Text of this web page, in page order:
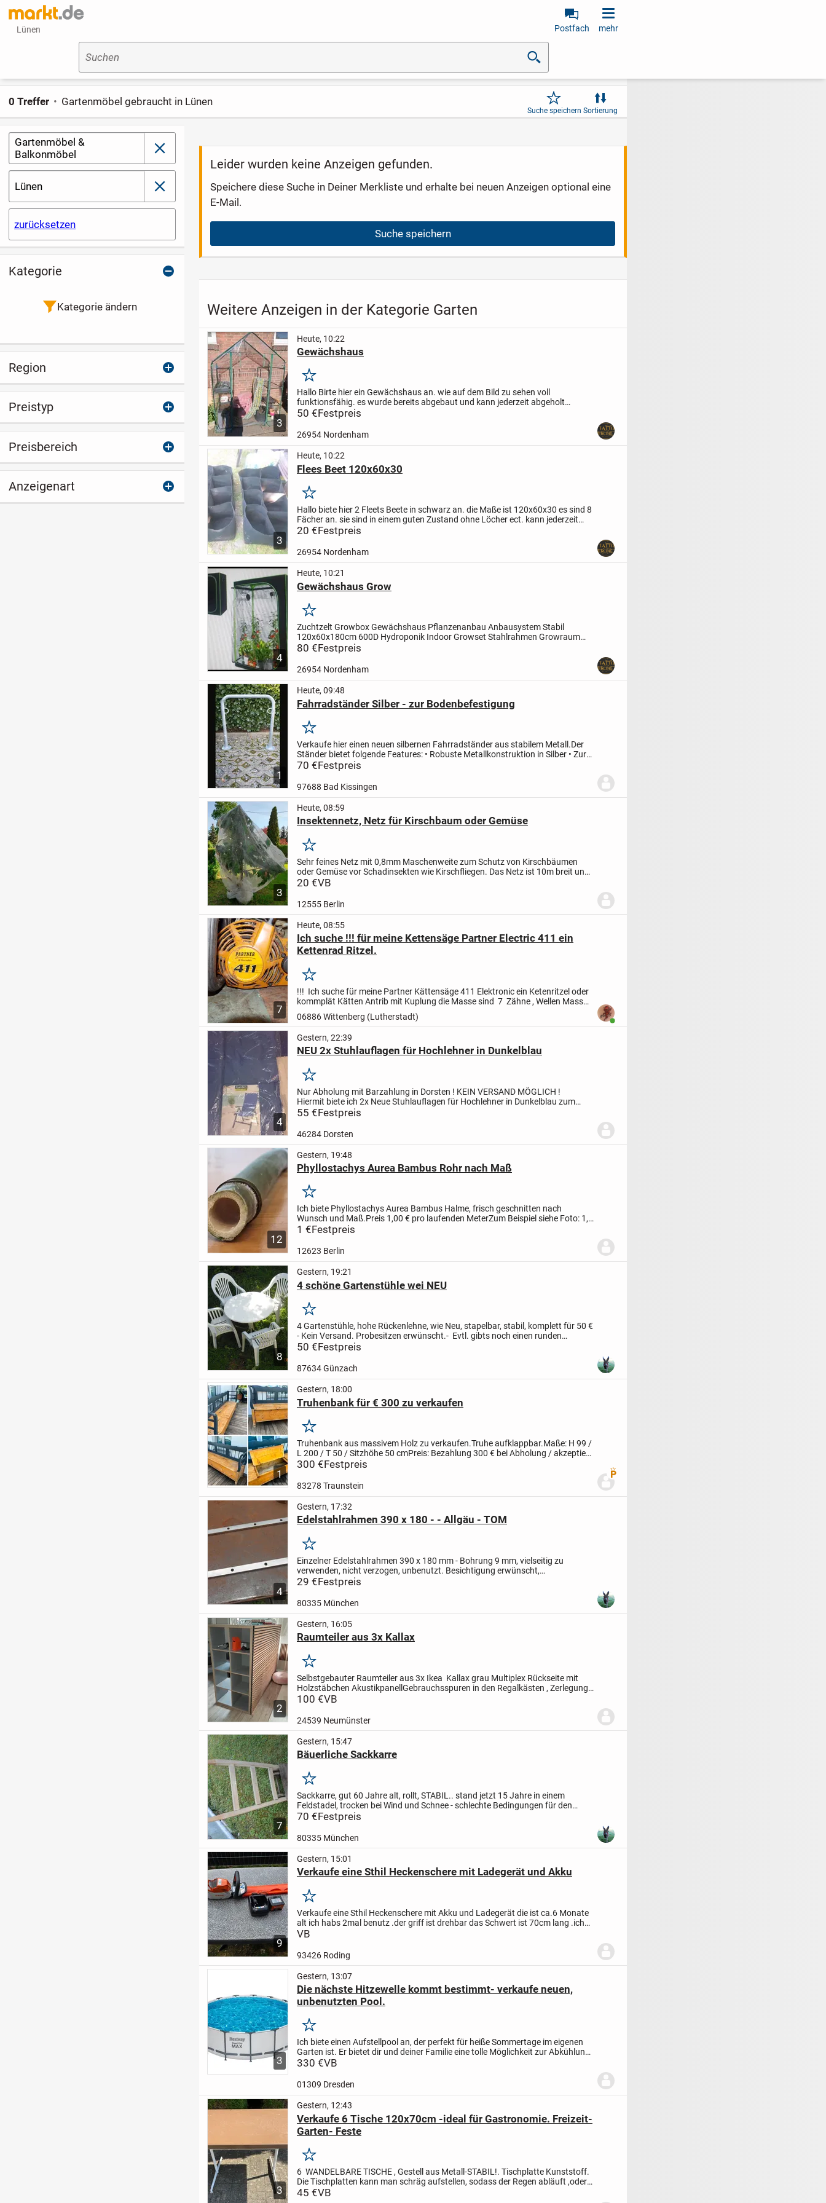
Lünen Postfach mehr
Suchen
Gartenmöbel &
Balkonmöbel
schließen
Lünen schließen
zurücksetzen
0 Treffer Gartenmöbel gebraucht in Lünen
Suche speichern Sortierung
Leider wurden keine Anzeigen gefunden.
Speichere diese Suche in Deiner Merkliste und erhalte bei neuen Anzeigen optional eine
E-Mail.
Suche speichern
Weitere Anzeigen in der Kategorie Garten
3
Heute, 10:22
Gewächshaus
Merken
Hallo Birte hier ein Gewächshaus an. wie auf dem Bild zu sehen voll
funktionsfähig. es wurde bereits abgebaut und kann jederzeit abgeholt
werden.Schaut euch ruhig unsere anderen anzeigen durch...
50 €Festpreis
26954 Nordenham
3
Heute, 10:22
Flees Beet 120x60x30
Merken
Hallo biete hier 2 Fleets Beete in schwarz an. die Maße ist 120x60x30 es sind 8
Fächer an. sie sind in einem guten Zustand ohne Löcher ect. kann jederzeit
abgeholt werden
20 €Festpreis
26954 Nordenham
4
Heute, 10:21
Gewächshaus Grow
Merken
Zuchtzelt Growbox Gewächshaus Pflanzenanbau Anbausystem Stabil
120x60x180cm 600D Hydroponik Indoor Growset Stahlrahmen Growraum
Growschrank Beobachtungsfenster Dunkelkammer Blüte
80 €Festpreis
26954 Nordenham
1
Heute, 09:48
Fahrradständer Silber - zur Bodenbefestigung
Merken
Verkaufe hier einen neuen silbernen Fahrradständer aus stabilem Metall.Der
Ständer bietet folgende Features:• Robuste Metallkonstruktion in Silber• Zur
festen Bodenbefestigung geeignet
70 €Festpreis
97688 Bad Kissingen
3
Heute, 08:59
Insektennetz, Netz für Kirschbaum oder Gemüse
Merken
Sehr feines Netz mit 0,8mm Maschenweite zum Schutz von Kirschbäumen
oder Gemüse vor Schadinsekten wie Kirschfliegen. Das Netz ist 10m breit und
kann in jeder gewünschten Länge erworben werden. Preis...
20 €VB
12555 Berlin
7
Heute, 08:55
Ich suche !!! für meine Kettensäge Partner Electric 411 ein
Kettenrad Ritzel.
Merken
!!! Ich suche für meine Partner Kättensäge 411 Elektronic ein Ketenritzel oder
kommplät Kätten Antrib mit Kuplung die Masse sind 7 Zähne , Wellen Mass
vom Nadellager 12,2 mm und Glocken Innen Mass...
06886 Wittenberg (Lutherstadt) Benutzer ist online
4
Gestern, 22:39
NEU 2x Stuhlauflagen für Hochlehner in Dunkelblau
Merken
Nur Abholung mit Barzahlung in Dorsten ! KEIN VERSAND MÖGLICH !
Hiermit biete ich 2x Neue Stuhlauflagen für Hochlehner in Dunkelblau zum
Verkauf an. Die Auflagen sind noch Original...
55 €Festpreis
46284 Dorsten
12
Gestern, 19:48
Phyllostachys Aurea Bambus Rohr nach Maß
Merken
Ich biete Phyllostachys Aurea Bambus Halme, frisch geschnitten nach
Wunsch und Maß.Preis 1,00 € pro laufenden MeterZum Beispiel siehe Foto: 1,5
Meter Länge 8 cm Umfang, 2,5 cm Durchmesser, also...
1 €Festpreis
12623 Berlin
8
Gestern, 19:21
4 schöne Gartenstühle wei NEU
Merken
4 Gartenstühle, hohe Rückenlehne, wie Neu, stapelbar, stabil, komplett für 50 €
- Kein Versand. Probesitzen erwünscht.- Evtl. gibts noch einen runden
passenden Klapp-Tisch 110 cm - 30 €
50 €Festpreis
87634 Günzach
1
Gestern, 18:00
Truhenbank für € 300 zu verkaufen
Merken
Truhenbank aus massivem Holz zu verkaufen.Truhe aufklappbar.Maße: H 99 /
L 200 / T 50 / Sitzhöhe 50 cmPreis: Bezahlung 300 € bei Abholung / akzeptiere
KEINE andere Bezahlmöglichkeit!
300 €Festpreis
83278 Traunstein
Premium Benutzer
4
Gestern, 17:32
Edelstahlrahmen 390 x 180 - - Allgäu - TOM
Merken
Einzelner Edelstahlrahmen 390 x 180 mm - Bohrung 9 mm, vielseitig zu
verwenden, nicht verzogen, unbenutzt. Besichtigung erwünscht,
Verkaufspreis 29 € - Versand 8 € - Bar oder PayPal
29 €Festpreis
80335 München
2
Gestern, 16:05
Raumteiler aus 3x Kallax
Merken
Selbstgebauter Raumteiler aus 3x Ikea Kallax grau Multiplex Rückseite mit
Holzstäbchen Akustikpanell Gebrauchsspuren in den Regalkästen , Zerlegung
wie bei Ikea üblich, alles andere wird nur über...
100 €VB
24539 Neumünster
7
Gestern, 15:47
Bäuerliche Sackkarre
Merken
Sackkarre, gut 60 Jahre alt, rollt, STABIL.. stand jetzt 15 Jahre in einem
Feldstadel, trocken bei Wind und Schnee - schlechte Bedingungen für den
Holzwurm, kleine Löcher sind aber zu sehen... kann...
70 €Festpreis
80335 München
9
Gestern, 15:01
Verkaufe eine Sthil Heckenschere mit Ladegerät und Akku
Merken
Verkaufe eine Sthil Heckenschere mit Akku und Ladegerät die ist ca.6 Monate
alt ich habs 2mal benutz .der griff ist drehbar das Schwert ist 70cm lang .ich
Verkaufe sie nur weil ich keine hecken mehr...
VB
93426 Roding
3
Gestern, 13:07
Die nächste Hitzewelle kommt bestimmt- verkaufe neuen,
unbenutzten Pool.
Merken
Ich biete einen Aufstellpool an, der perfekt für heiße Sommertage im eigenen
Garten ist. Er bietet dir und deiner Familie eine tolle Möglichkeit zur Abkühlung
und viel Spaß.
330 €VB
01309 Dresden
3
Gestern, 12:43
Verkaufe 6 Tische 120x70cm -ideal für Gastronomie. Freizeit-
Garten- Feste
Merken
6 WANDELBARE TISCHE , Gestell aus Metall-STABIL!. Tischplatte Kunststoff.
Die Tischplatten kann man schräg aufstellen, sodass der Regen abläuft ,oder
aushängen u separat stellen- Platzsparend. In...
45 €VB
Kategorie
Kategorie ändern
Region
Preistyp
Preisbereich
Anzeigenart